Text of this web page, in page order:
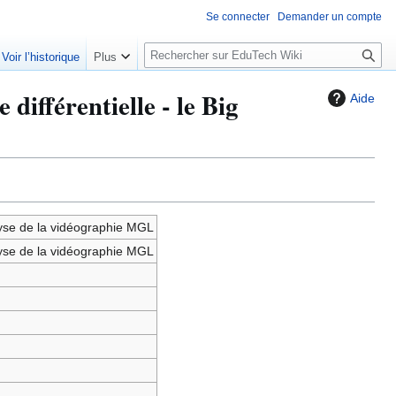
Aide
différentielle - le Big
de la vidéographie MGL
de la vidéographie MGL
Se connecter Demander un compte
Voir l’historique Plus
R
e
h
e
r